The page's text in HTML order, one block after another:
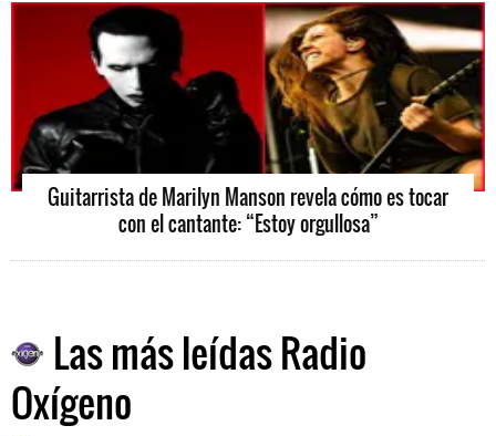
Guitarrista de Marilyn Manson revela cómo es tocar
con el cantante: “Estoy orgullosa”
Las más leídas Radio
Oxígeno